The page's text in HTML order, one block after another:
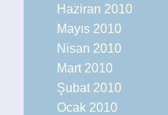
Haziran 2010
Mayıs 2010
Nisan 2010
Mart 2010
Şubat 2010
Ocak 2010